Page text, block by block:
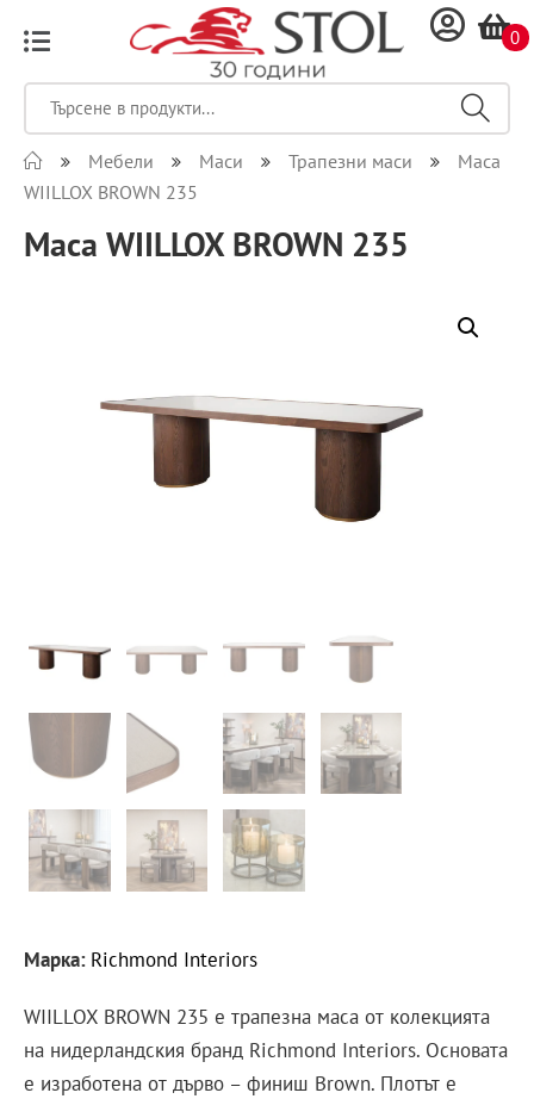
0
Мебели Маси Трапезни маси
Маса
WIILLOX BROWN 235
Маса WIILLOX BROWN 235
Марка: Richmond Interiors
WIILLOX BROWN 235 е трапезна маса от колекцията
на нидерландския бранд Richmond Interiors. Основата
е изработена от дърво – финиш Brown. Плотът е